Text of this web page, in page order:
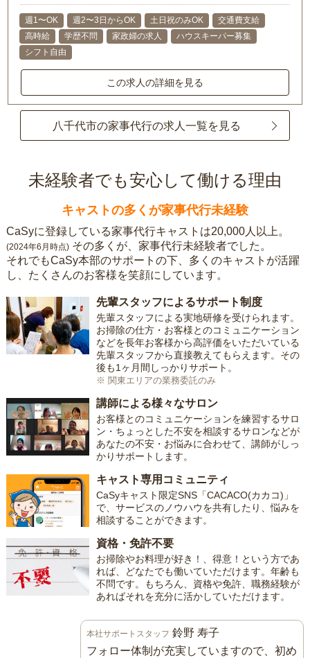
週1〜OK 週2〜3日からOK 土日祝のみOK
交通費支給
高時給
学歴不問 家政婦の求人
ハウスキーパー募集
シフト自由
この求人の詳細を見る
八千代市の家事代行の求人一覧を見る
未経験者でも安心して働ける理由
キャストの多くが家事代行未経験
CaSyに登録している家事代行キャストは20,000人以上。
(2024年6月時点) その多くが、家事代行未経験者でした。
それでもCaSy本部のサポートの下、多くのキャストが活躍
し、たくさんのお客様を笑顔にしています。
先輩スタッフによるサポート制度
先輩スタッフによる実地研修を受けられます。
お掃除の仕方・お客様とのコミュニケーション
などを長年お客様から高評価をいただいている
先輩スタッフから直接教えてもらえます。その
後も1ヶ月間しっかりサポート。
※ 関東エリアの業務委託のみ
講師による様々なサロン
お客様とのコミュニケーションを練習するサロ
ン・ちょっとした不安を相談するサロンなどが
あなたの不安・お悩みに合わせて、講師がしっ
かりサポートします。
キャスト専用コミュニティ
CaSyキャスト限定SNS「CACACO(カカコ)」
で、サービスのノウハウを共有したり、悩みを
相談することができます。
資格・免許不要
お掃除やお料理が好き！、得意！という方であ
れば、どなたでも働いていただけます。年齢も
不問です。もちろん、資格や免許、職務経験が
あればそれを充分に活かしていただけます。
本社サポートスタッフ 鈴野 寿子
フォロー体制が充実していますので、初め